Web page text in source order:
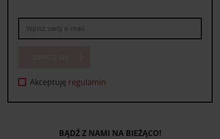
Akceptuję regulamin
BĄDŹ Z NAMI NA BIEŻĄCO!